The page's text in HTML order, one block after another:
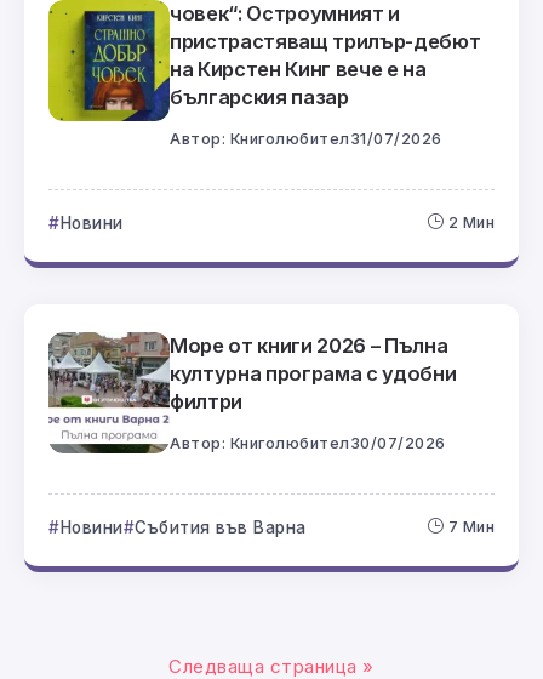
човек“: Остроумният и
пристрастяващ трилър-дебют
на Кирстен Кинг вече е на
българския пазар
Автор: Книголюбител 31/07/2026
Новини 2 Мин
Море от книги 2026 – Пълна
културна програма с удобни
филтри
Автор: Книголюбител 30/07/2026
Новини Събития във Варна 7 Мин
Следваща страница »